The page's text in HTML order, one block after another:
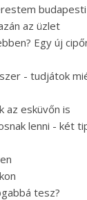
az üzlet
Egy új
- tudjátok
az esküvőn is
lenni - két
tesz?